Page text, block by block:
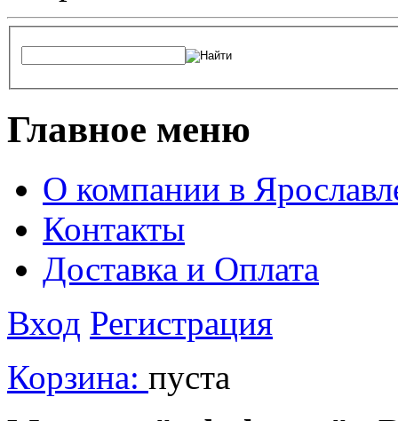
Главное меню
О компании в
Контакты
Доставка и Оплата
Вход Регистрация
Корзина: пуста